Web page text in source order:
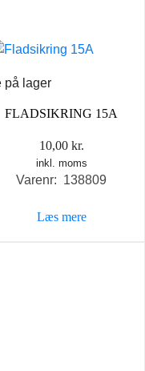
på lager
FLADSIKRING 15A
10,00 kr.
inkl. moms
Varenr: 138809
Læs mere